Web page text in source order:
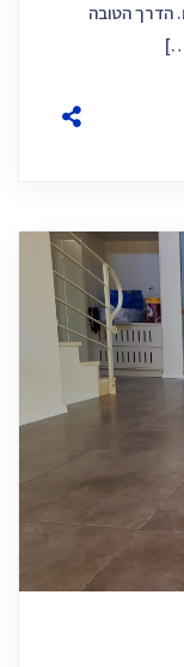
הדרך הטובה